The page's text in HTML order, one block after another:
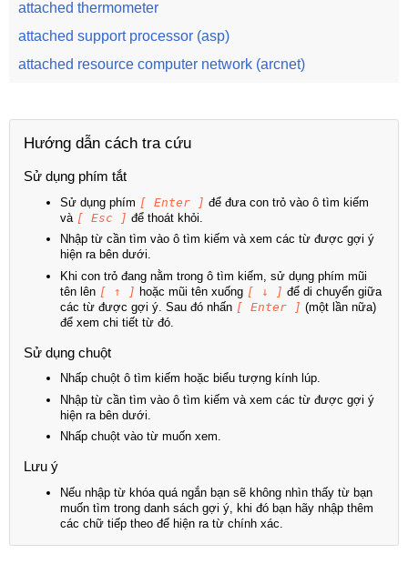
attached thermometer
attached support processor (asp)
attached resource computer network (arcnet)
Hướng dẫn cách tra cứu
Sử dụng phím tắt
Sử dụng phím [ Enter ] để đưa con trỏ vào ô tìm kiếm
và [ Esc ] để thoát khỏi.
Nhập từ cần tìm vào ô tìm kiếm và xem các từ được gợi ý
hiện ra bên dưới.
Khi con trỏ đang nằm trong ô tìm kiếm, sử dụng phím mũi
tên lên [ ↑ ] hoặc mũi tên xuống [ ↓ ] để di chuyển giữa
các từ được gợi ý. Sau đó nhấn [ Enter ] (một lần nữa)
để xem chi tiết từ đó.
Sử dụng chuột
Nhấp chuột ô tìm kiếm hoặc biểu tượng kính lúp.
Nhập từ cần tìm vào ô tìm kiếm và xem các từ được gợi ý
hiện ra bên dưới.
Nhấp chuột vào từ muốn xem.
Lưu ý
Nếu nhập từ khóa quá ngắn bạn sẽ không nhìn thấy từ bạn
muốn tìm trong danh sách gợi ý, khi đó bạn hãy nhập thêm
các chữ tiếp theo để hiện ra từ chính xác.